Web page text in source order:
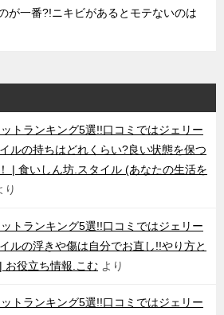
が一番?!ニキビがあるとモテないのは
トランキング5選!!口コミではジェリー
ルの持ちはどれくらい?良い状態を保つ
| 食いしん坊.スタイル (あなたの生活を
り
トランキング5選!!口コミではジェリー
ルの浮きや傷は自分でお直し!!やり方と
お役立ち情報.こむ より
トランキング5選!!口コミではジェリー